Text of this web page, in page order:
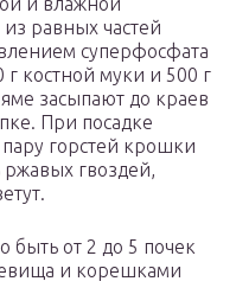
равных частей
суперфосфата
костной муки и 500 г
засыпают до краев
При посадке
горстей крошки
ржавых гвоздей,
быть от 2 до 5 почек
и корешками